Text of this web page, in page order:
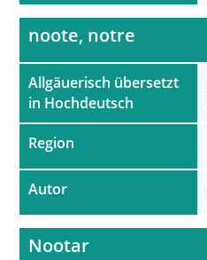
Allgäuerisch übersetzt
in Hochdeutsch
Region
Autor
noote, notre
Nootar